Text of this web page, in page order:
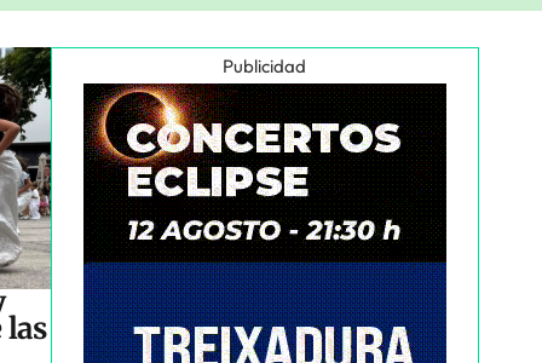
las
Publicidad